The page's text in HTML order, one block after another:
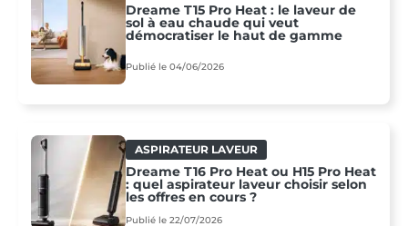
Dreame T15 Pro Heat : le laveur de
sol à eau chaude qui veut
démocratiser le haut de gamme
Publié le 04/06/2026
ASPIRATEUR LAVEUR
Dreame T16 Pro Heat ou H15 Pro Heat
: quel aspirateur laveur choisir selon
les offres en cours ?
Publié le 22/07/2026